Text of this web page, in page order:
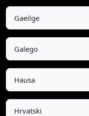
Gaeilge
Galego
Hausa
Hrvatski